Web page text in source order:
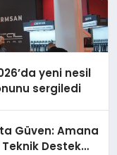
yeni nesil
sergiledi
Güven: Amana
Destek